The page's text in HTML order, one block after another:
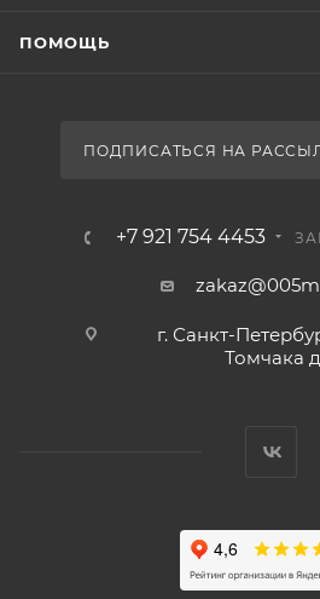
ПОМОЩЬ
ПОДПИСАТЬСЯ НА
+7 921 754 4453
г. Санкт-
Томчака